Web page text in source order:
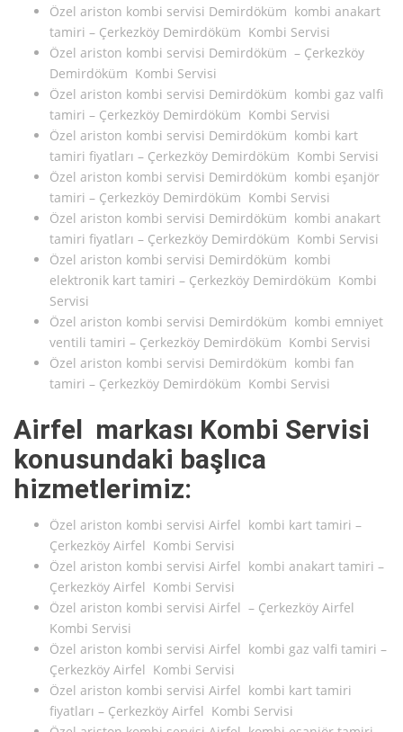
Özel ariston kombi servisi Demirdöküm kombi anakart
tamiri – Çerkezköy Demirdöküm Kombi Servisi
Özel ariston kombi servisi Demirdöküm – Çerkezköy
Demirdöküm Kombi Servisi
Özel ariston kombi servisi Demirdöküm kombi gaz valfi
tamiri – Çerkezköy Demirdöküm Kombi Servisi
Özel ariston kombi servisi Demirdöküm kombi kart
tamiri fiyatları – Çerkezköy Demirdöküm Kombi Servisi
Özel ariston kombi servisi Demirdöküm kombi eşanjör
tamiri – Çerkezköy Demirdöküm Kombi Servisi
Özel ariston kombi servisi Demirdöküm kombi anakart
tamiri fiyatları – Çerkezköy Demirdöküm Kombi Servisi
Özel ariston kombi servisi Demirdöküm kombi
elektronik kart tamiri – Çerkezköy Demirdöküm Kombi
Servisi
Özel ariston kombi servisi Demirdöküm kombi emniyet
ventili tamiri – Çerkezköy Demirdöküm Kombi Servisi
Özel ariston kombi servisi Demirdöküm kombi fan
tamiri – Çerkezköy Demirdöküm Kombi Servisi
Airfel markası Kombi Servisi
konusundaki başlıca
hizmetlerimiz:
Özel ariston kombi servisi Airfel kombi kart tamiri –
Çerkezköy Airfel Kombi Servisi
Özel ariston kombi servisi Airfel kombi anakart tamiri –
Çerkezköy Airfel Kombi Servisi
Özel ariston kombi servisi Airfel – Çerkezköy Airfel
Kombi Servisi
Özel ariston kombi servisi Airfel kombi gaz valfi tamiri –
Çerkezköy Airfel Kombi Servisi
Özel ariston kombi servisi Airfel kombi kart tamiri
fiyatları – Çerkezköy Airfel Kombi Servisi